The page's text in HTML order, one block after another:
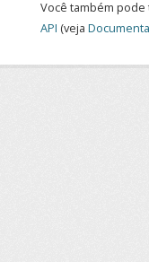
Você também
API (veja